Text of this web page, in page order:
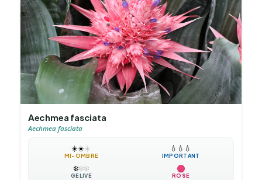
Aechmea fasciata
Aechmea fasciata
☀️☀️☀️
MI-OMBRE
💧 💧 💧
IMPORTANT
❄️❄️❄️
GÉLIVE ROSE